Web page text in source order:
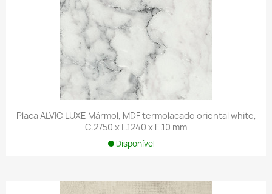
Placa ALVIC LUXE Mármol, MDF termolacado oriental white,
C.2750 x L.1240 x E.10 mm
Disponível